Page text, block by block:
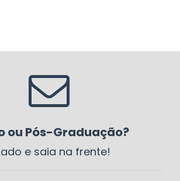
ou Pós-Graduação?
e saia na frente!